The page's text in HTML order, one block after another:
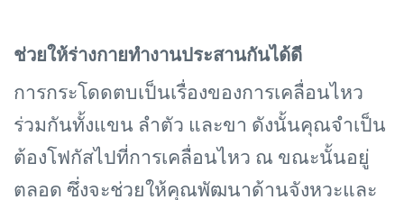
ช่วยให้ร่างกายทำงานประสานกันได้ดี
การกระโดดตบเป็นเรื่องของการเคลื่อนไหว
ร่วมกันทั้งแขน ลำตัว และขา ดังนั้นคุณจำเป็น
ต้องโฟกัสไปที่การเคลื่อนไหว ณ ขณะนั้นอยู่
ตลอด ซึ่งจะช่วยให้คุณพัฒนาด้านจังหวะและ